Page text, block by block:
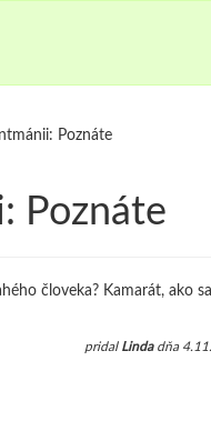
Poznáte
Poznáte
človeka? Kamarát, ako
pridal Lindadňa